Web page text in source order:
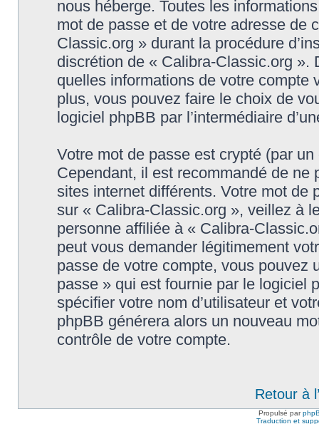
nous héberge. Toutes les
mot de passe et de votre adresse de
Classic.org » durant la procédure
discrétion de « Calibra-Classic.org
quelles informations de votre compte
plus, vous pouvez faire le choix de
logiciel phpBB par l’intermédiaire
Votre mot de passe est crypté (par
Cependant, il est recommandé de
sites internet différents. Votre mot de
sur « Calibra-Classic.org », veillez à
personne affiliée à « Calibra-
peut vous demander légitimement
passe de votre compte, vous pouvez
passe » qui est fournie par le logiciel
spécifier votre nom d’utilisateur et
phpBB générera alors un nouveau
contrôle de votre compte.
Retour à
Propulsé par
Traduction et